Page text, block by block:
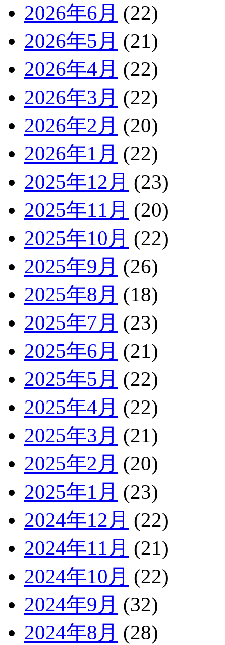
2026年6月 (22)
2026年5月 (21)
2026年4月 (22)
2026年3月 (22)
2026年2月 (20)
2026年1月 (22)
2025年12月 (23)
2025年11月 (20)
2025年10月 (22)
2025年9月 (26)
2025年8月 (18)
2025年7月 (23)
2025年6月 (21)
2025年5月 (22)
2025年4月 (22)
2025年3月 (21)
2025年2月 (20)
2025年1月 (23)
2024年12月 (22)
2024年11月 (21)
2024年10月 (22)
2024年9月 (32)
2024年8月 (28)